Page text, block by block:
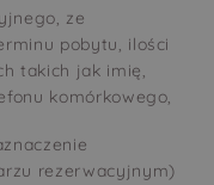
ze
pobytu, ilości
takich jak imię,
komórkowego,
rezerwacyjnym)